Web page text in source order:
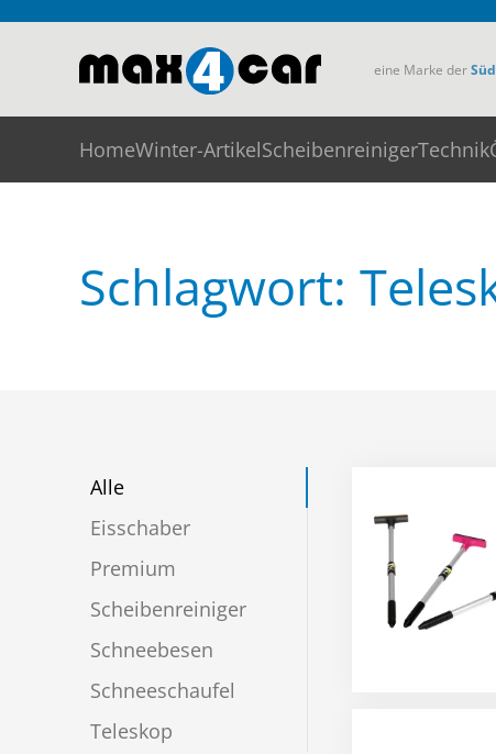
Skip to main content eine Marke der
HomeWinter-ArtikelScheibenreinigerTechnik
Schlagwort:
Alle
Eisschaber
Premium
Scheibenreiniger
Schneebesen
Schneeschaufel
Teleskop